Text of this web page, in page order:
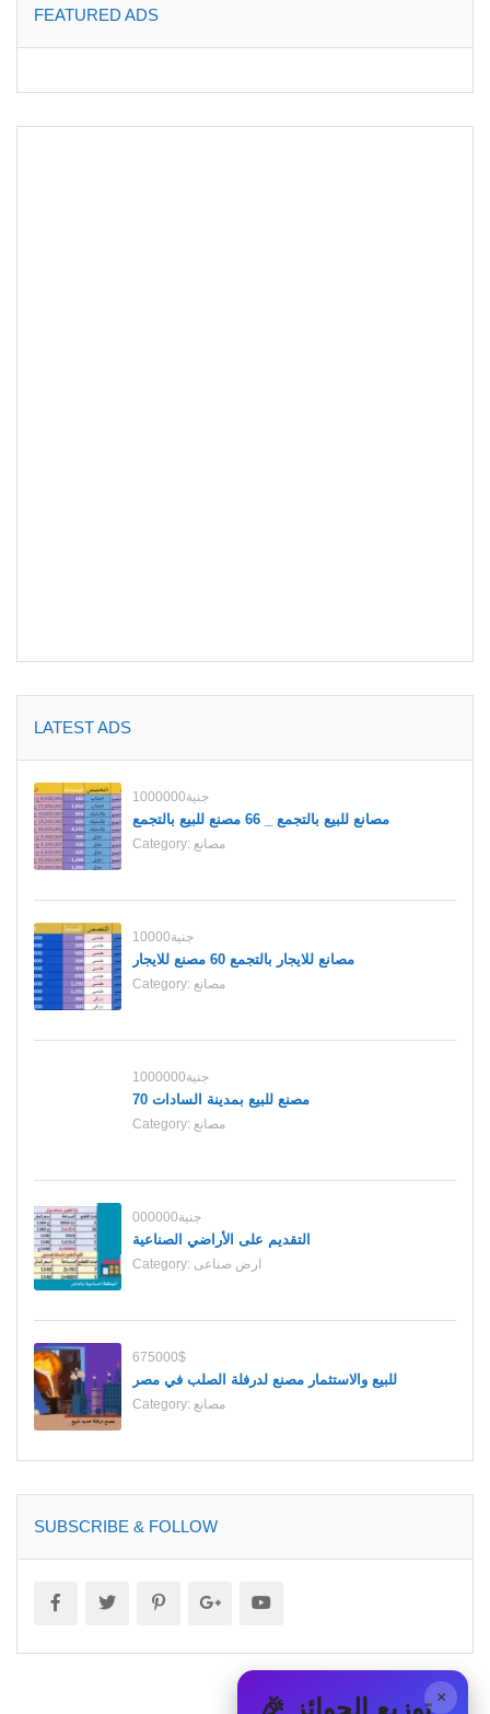
FEATURED ADS
LATEST ADS
1000000جنية
مصانع للبيع بالتجمع _ 66 مصنع للبيع بالتجمع
Category: مصانع
10000جنية
مصانع للايجار بالتجمع 60 مصنع للايجار
Category: مصانع
1000000جنية
70 مصنع للبيع بمدينة السادات
Category: مصانع
000000جنية
التقديم على الأراضي الصناعية
Category: ارض صناعى
675000$
للبيع والاستثمار مصنع لدرفلة الصلب في مصر
Category: مصانع
SUBSCRIBE & FOLLOW
× 🎉 توزيع الجوائز